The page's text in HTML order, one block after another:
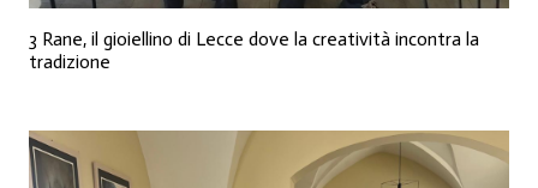
3 Rane, il gioiellino di Lecce dove la creatività incontra la
tradizione